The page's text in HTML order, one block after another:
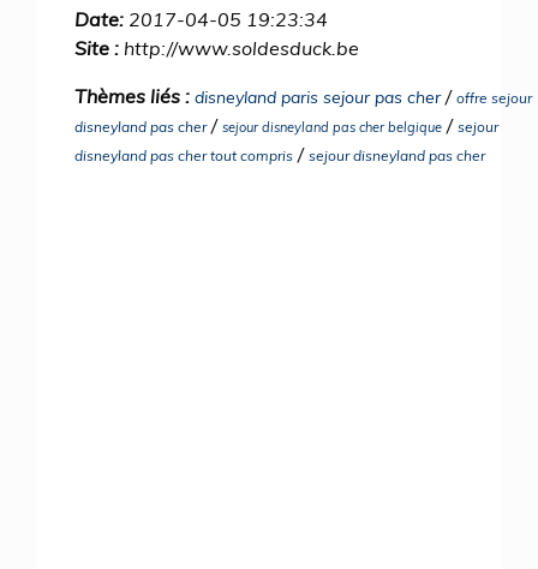
Date: 2017-04-05 19:23:34
Site : http://www.soldesduck.be
Thèmes liés : disneyland paris sejour pas cher/ offre sejour
disneyland pas cher/ sejour disneyland pas cher belgique / sejour
disneyland pas cher tout compris / sejour disneyland pas cher